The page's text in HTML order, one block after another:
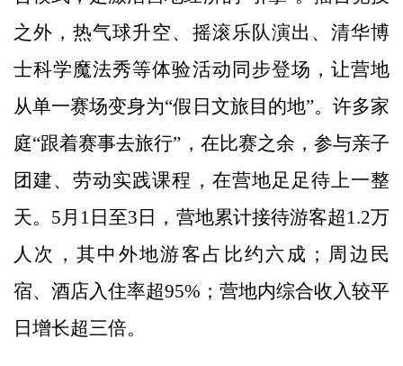
之外，热气球升空、摇滚乐队演出、清华博
士科学魔法秀等体验活动同步登场，让营地
从单一赛场变身为“假日文旅目的地”。许多家
庭“跟着赛事去旅行”，在比赛之余，参与亲子
团建、劳动实践课程，在营地足足待上一整
天。5月1日至3日，营地累计接待游客超1.2万
人次，其中外地游客占比约六成；周边民
宿、酒店入住率超95%；营地内综合收入较平
日增长超三倍。